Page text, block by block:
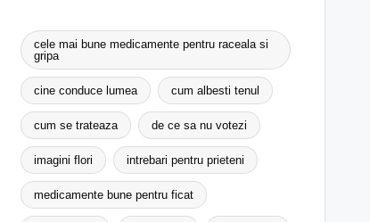
cele mai bune medicamente pentru raceala si
gripa
cine conduce lumea cum albesti tenul
cum se trateaza de ce sa nu votezi
imagini flori intrebari pentru prieteni
medicamente bune pentru ficat